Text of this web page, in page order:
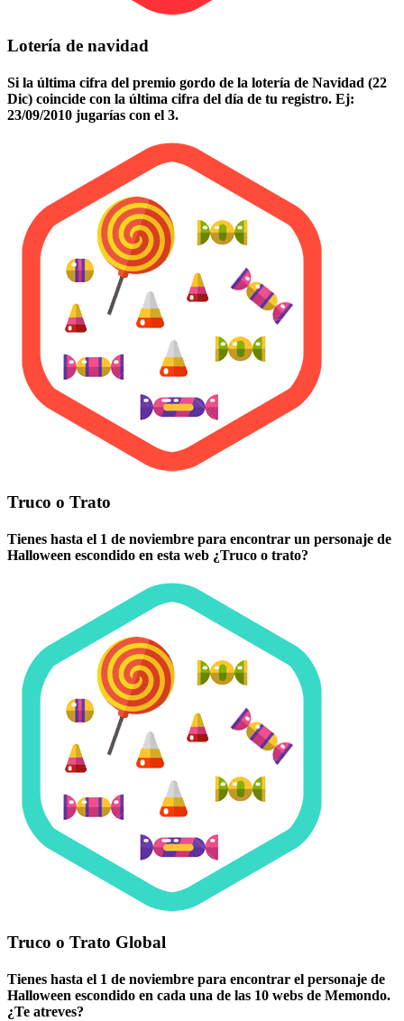
Lotería de navidad
Si la última cifra del premio gordo de la lotería de Navidad (22
Dic) coincide con la última cifra del día de tu registro. Ej:
23/09/2010 jugarías con el 3.
Truco o Trato
Tienes hasta el 1 de noviembre para encontrar un personaje de
Halloween escondido en esta web ¿Truco o trato?
Truco o Trato Global
Tienes hasta el 1 de noviembre para encontrar el personaje de
Halloween escondido en cada una de las 10 webs de Memondo.
¿Te atreves?